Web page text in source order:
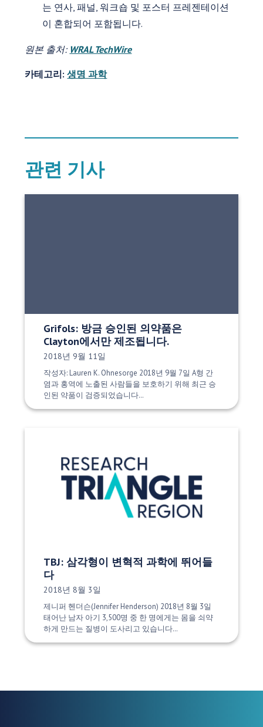
는 연사, 패널, 워크숍 및 포스터 프레젠테이션
이 혼합되어 포함됩니다.
원본 출처: WRAL TechWire
카테고리: 생명 과학
관련 기사
Grifols: 방금 승인된 의약품은
Clayton에서만 제조됩니다.
게시 날짜:
2018년 9월 11일
작성자: Lauren K. Ohnesorge 2018년 9월 7일 A형 간
염과 홍역에 노출된 사람들을 보호하기 위해 최근 승
인된 약품이 검증되었습니다…
TBJ: 삼각형이 변혁적 과학에 뛰어들
다
게시 날짜:
2018년 8월 3일
제니퍼 헨더슨(Jennifer Henderson) 2018년 8월 3일
태어난 남자 아기 3,500명 중 한 명에게는 몸을 쇠약
하게 만드는 질병이 도사리고 있습니다…